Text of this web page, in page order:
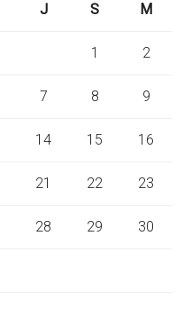
J S M
1 2
7 8 9
14 15 16
21 22 23
28 29 30